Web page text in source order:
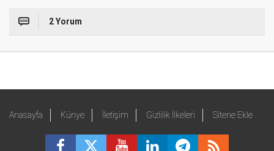
2 Yorum
Anasayfa Künye İletişim Gizlilik İlkeleri Sitene Ekle